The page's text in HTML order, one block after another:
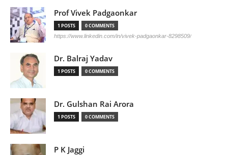
Prof Vivek Padgaonkar
1 POSTS 0 COMMENTS
https://www.linkedin.com/in/vivek-padgaonkar-8298509/
Dr. Balraj Yadav
1 POSTS 0 COMMENTS
Dr. Gulshan Rai Arora
1 POSTS 0 COMMENTS
P K Jaggi